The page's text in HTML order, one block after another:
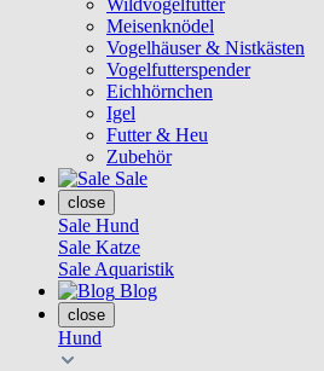
Wildvogelfutter
Meisenknödel
Vogelhäuser & Nistkästen
Vogelfutterspender
Eichhörnchen
Igel
Futter & Heu
Zubehör
Sale
close
Sale Hund
Sale Katze
Sale Aquaristik
Blog
close
Hund